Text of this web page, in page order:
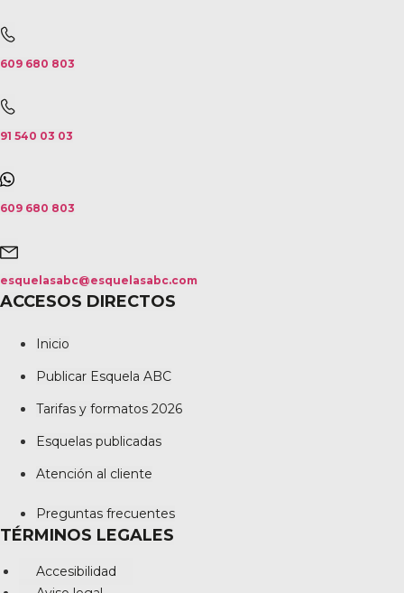
609 680 803
91 540 03 03
609 680 803
esquelasabc@esquelasabc.com
ACCESOS DIRECTOS
Inicio
Publicar Esquela ABC
Tarifas y formatos 2026
Esquelas publicadas
Atención al cliente
Preguntas frecuentes
TÉRMINOS LEGALES
Accesibilidad